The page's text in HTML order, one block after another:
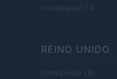
Investieren24
REINO UNIDO
News Hub UK